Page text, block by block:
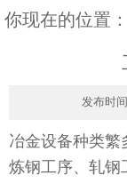
你现在的位置：
发布时
冶金设备种类繁
炼钢工序、轧钢